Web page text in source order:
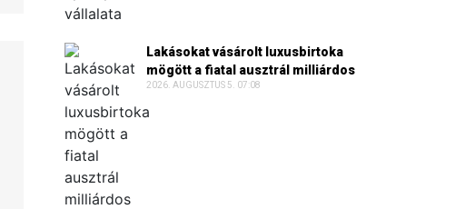
Lakásokat vásárolt luxusbirtoka
mögött a fiatal ausztrál milliárdos
2026. AUGUSZTUS 5. 07:08